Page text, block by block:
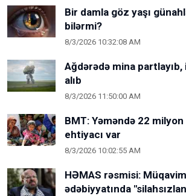
Bir damla göz yaşı
bilərmi?
8/3/2026 10:32:08 AM
Ağdərədə mina
alıb
8/3/2026 11:50:00 AM
BMT: Yəməndə 22 milyon
ehtiyacı var
8/3/2026 10:02:55 AM
HƏMAS rəsmisi:
ədəbiyyatında